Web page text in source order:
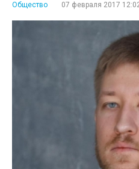
Общество 07 февраля 2017